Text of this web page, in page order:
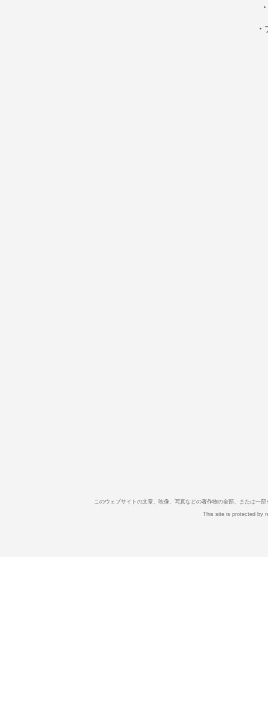
このウェブサイトの文章、映像、写真などの著作物の全部、または一
This site is protected by